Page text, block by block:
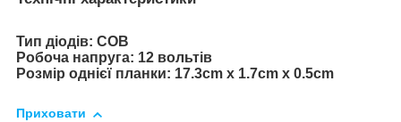
Тип діодів: COB
Робоча напруга: 12 вольтів
Розмір однієї планки: 17.3cm х 1.7cm х 0.5cm
Приховати